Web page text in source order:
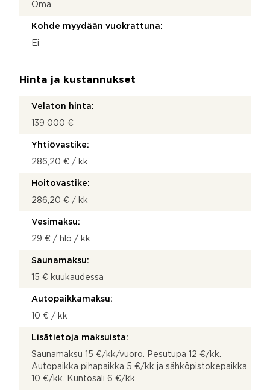
Oma
Kohde myydään vuokrattuna:
Ei
Hinta ja kustannukset
Velaton hinta:
139 000 €
Yhtiövastike:
286,20 € / kk
Hoitovastike:
286,20 € / kk
Vesimaksu:
29 € / hlö / kk
Saunamaksu:
15 € kuukaudessa
Autopaikkamaksu:
10 € / kk
Lisätietoja maksuista:
Saunamaksu 15 €/kk/vuoro. Pesutupa 12 €/kk.
Autopaikka pihapaikka 5 €/kk ja sähköpistokepaikka
10 €/kk. Kuntosali 6 €/kk.